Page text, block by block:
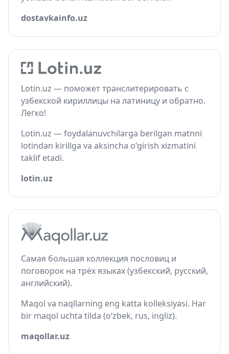
dostavkainfo.uz
Lotin.uz — поможет транслитерировать с
узбекской кириллицы на латиницу и обратно.
Легко!
Lotin.uz — foydalanuvchilarga berilgan matnni
lotindan kirillga va aksincha o‘girish xizmatini
taklif etadi.
lotin.uz
Самая большая коллекция пословиц и
поговорок на трёх языках (узбекский, русский,
английский).
Maqol va naqllarning eng katta kolleksiyasi. Har
bir maqol uchta tilda (o‘zbek, rus, ingliz).
maqollar.uz